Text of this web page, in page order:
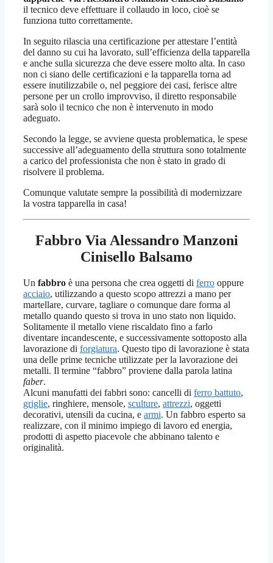
il tecnico deve effettuare il collaudo in loco, cioè se
funziona tutto correttamente.
In seguito rilascia una certificazione per attestare l’entità
del danno su cui ha lavorato, sull’efficienza della tapparella
e anche sulla sicurezza che deve essere molto alta. In caso
non ci siano delle certificazioni e la tapparella torna ad
essere inutilizzabile o, nel peggiore dei casi, ferisce altre
persone per un crollo improvviso, il diretto responsabile
sarà solo il tecnico che non è intervenuto in modo
adeguato.
Secondo la legge, se avviene questa problematica, le spese
successive all’adeguamento della struttura sono totalmente
a carico del professionista che non è stato in grado di
risolvere il problema.
Comunque valutate sempre la possibilità di modernizzare
la vostra tapparella in casa!
Fabbro Via Alessandro Manzoni
Cinisello Balsamo
Un fabbro è una persona che crea oggetti di ferro oppure
acciaio, utilizzando a questo scopo attrezzi a mano per
martellare, curvare, tagliare o comunque dare forma al
metallo quando questo si trova in uno stato non liquido.
Solitamente il metallo viene riscaldato fino a farlo
diventare incandescente, e successivamente sottoposto alla
lavorazione di forgiatura. Questo tipo di lavorazione è stata
una delle prime tecniche utilizzate per la lavorazione dei
metalli. Il termine “fabbro” proviene dalla parola latina
faber.
Alcuni manufatti dei fabbri sono: cancelli di ferro battuto,
griglie, ringhiere, mensole, sculture, attrezzi, oggetti
decorativi, utensili da cucina, e armi. Un fabbro esperto sa
realizzare, con il minimo impiego di lavoro ed energia,
prodotti di aspetto piacevole che abbinano talento e
originalità.